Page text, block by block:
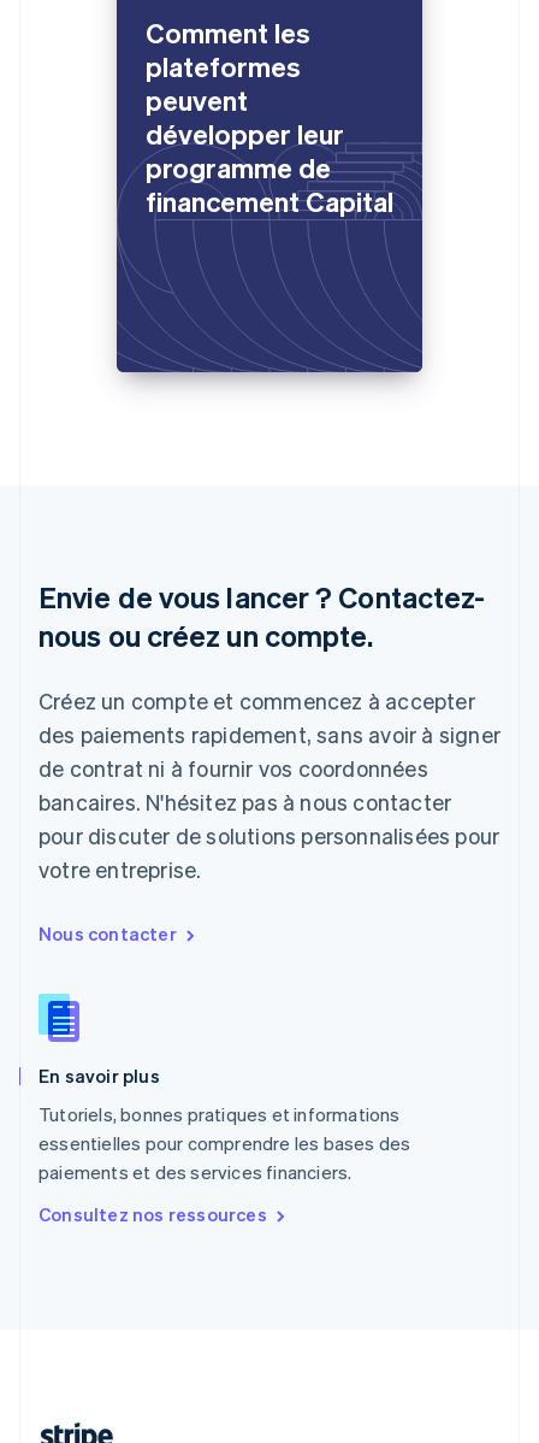
Comment les
plateformes
peuvent
développer leur
programme de
financement Capital
Envie de vous lancer ? Contactez-
nous ou créez un compte.
Créez un compte et commencez à accepter
des paiements rapidement, sans avoir à signer
de contrat ni à fournir vos coordonnées
bancaires. N'hésitez pas à nous contacter
pour discuter de solutions personnalisées pour
votre entreprise.
Nous contacter
En savoir plus
Tutoriels, bonnes pratiques et informations
essentielles pour comprendre les bases des
paiements et des services financiers.
Consultez nos ressources
English
English
English
Japon
English
Lettonie
English简体中文
Malte
English
Norvège
English
Nouvelle-Zélande
English
Pays-Bas
Nederlands English
English
Português English
République tchèque
English
English
Royaume-Uni
English
Singapour
English简体中文
English